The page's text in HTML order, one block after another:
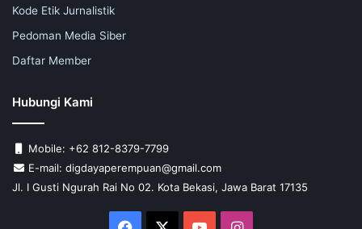
Kode Etik Jurnalistik
Pedoman Media Siber
Daftar Member
Hubungi Kami
Mobile: +62 812-8379-7799
E-mail: digdayaperempuan@gmail.com
Jl. I Gusti Ngurah Rai No 02. Kota Bekasi, Jawa Barat 17135